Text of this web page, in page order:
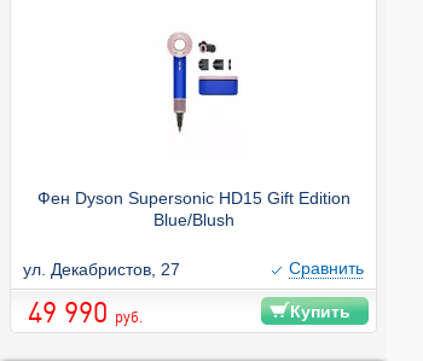
Фен Dyson Supersonic HD15 Gift Edition
Blue/Blush
ул. Декабристов, 27 Cравнить
49 990 руб. Купить